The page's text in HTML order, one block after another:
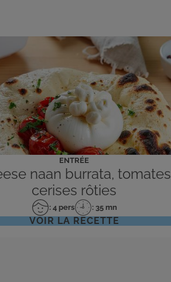
ENTRÉE
naan burrata, tomates
cerises rôties
Nombre
de
: 4 pers
Temps
de
: 35 mn
VOIR LA RECETTE